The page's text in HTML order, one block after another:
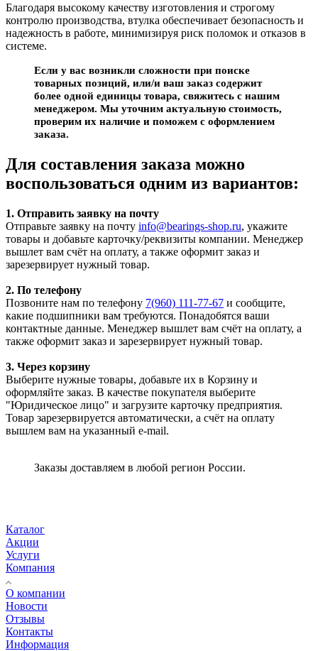
Благодаря высокому качеству изготовления и строгому
контролю производства, втулка обеспечивает безопасность и
надежность в работе, минимизируя риск поломок и отказов в
системе.
Если у вас возникли сложности при поиске
товарных позиций, или/и ваш заказ содержит
более одной единицы товара, свяжитесь с нашим
менеджером. Мы уточним актуальную стоимость,
проверим их наличие и поможем с оформлением
заказа.
Для составления заказа можно
воспользоваться одним из вариантов:
1. Отправить заявку на почту
Отправьте заявку на почту info@bearings-shop.ru, укажите
товары и добавьте карточку/реквизиты компании. Менеджер
вышлет вам счёт на оплату, а также оформит заказ и
зарезервирует нужный товар.
2. По телефону
Позвоните нам по телефону 7(960) 111-77-67 и сообщите,
какие подшипники вам требуются. Понадобятся ваши
контактные данные. Менеджер вышлет вам счёт на оплату, а
также оформит заказ и зарезервирует нужный товар.
3. Через корзину
Выберите нужные товары, добавьте их в Корзину и
оформляйте заказ. В качестве покупателя выберите
"Юридическое лицо" и загрузите карточку предприятия.
Товар зарезервируется автоматически, а счёт на оплату
вышлем вам на указанный e-mail.
Заказы доставляем в любой регион России.
Каталог
Акции
Услуги
Компания
О компании
Новости
Отзывы
Контакты
Информация